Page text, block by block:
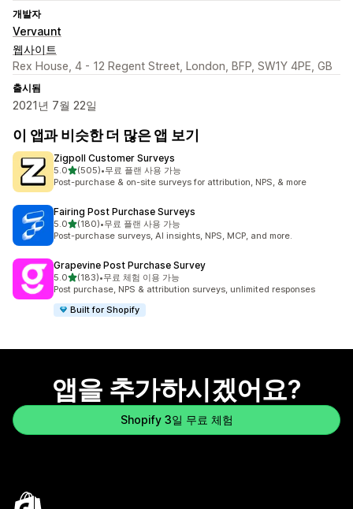
개발자
Vervaunt
웹사이트
Rex House, 4 - 12 Regent Street, London, BFP, SW1Y 4PE, GB
출시됨
2021년 7월 22일
이 앱과 비슷한 더 많은 앱 보기
Zigpoll Customer Surveys
5.0별 5개 중
(505)
총 리뷰 505개
•무료 플랜 사용 가능
Post-purchase & on-site surveys for attribution, NPS, & more
Fairing Post Purchase Surveys
5.0별 5개 중
(180)
총 리뷰 180개
•무료 플랜 사용 가능
Post-purchase surveys, AI insights, NPS, MCP, and more.
Grapevine Post Purchase Survey
5.0별 5개 중
(183)
총 리뷰 183개
•무료 체험 이용 가능
Post purchase, NPS & attribution surveys, unlimited responses
Built for Shopify
앱을 추가하시겠어요?
Shopify 3일 무료 체험